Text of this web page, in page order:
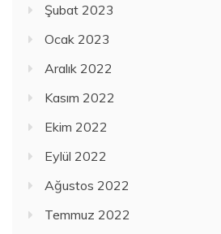
Şubat 2023
Ocak 2023
Aralık 2022
Kasım 2022
Ekim 2022
Eylül 2022
Ağustos 2022
Temmuz 2022